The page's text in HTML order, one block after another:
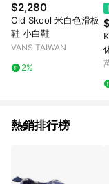
$2,280
Old Skool 米白色滑板
鞋 小白鞋
VANS TAIWAN
2%
熱銷排行榜